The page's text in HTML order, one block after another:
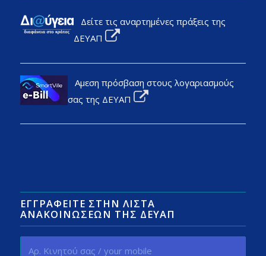
Δείτε τις αναρτημένες πράξεις της
ΔΕΥΑΠ
Αμεση πρόσβαση στους λογαριασμούς
σας της ΔΕΥΑΠ
ΕΓΓΡΑΦΕΊΤΕ ΣΤΗΝ ΛΊΣΤΑ
ΑΝΑΚΟΙΝΏΣΕΩΝ ΤΗΣ ΔΕΥΑΠ